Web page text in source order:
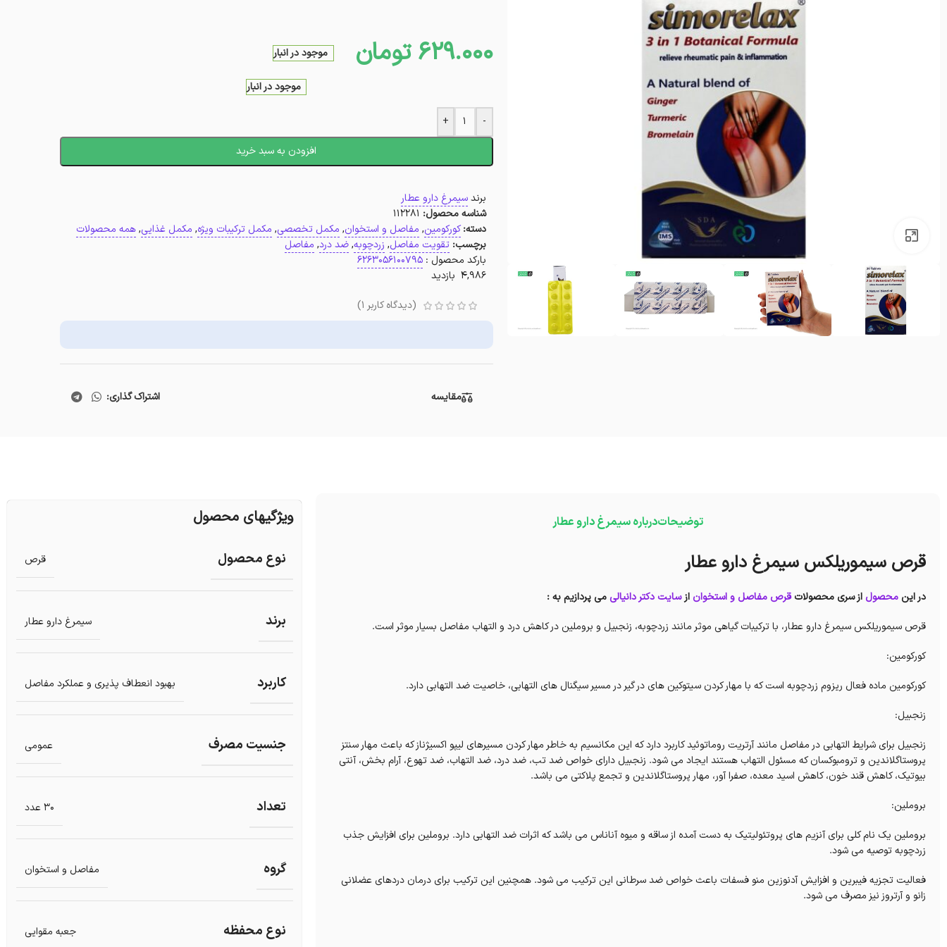
629.000 تومان موجود در انبار
موجود در انبار
-
+
افزودن به سبد خرید
برندسیمرغ دارو عطار
شناسه محصول: 112281
دسته: کورکومین, مفاصل و استخوان, مکمل تخصصی, مکمل ترکیبات ویژه, مکمل غذایی, همه محصولات
برچسب: تقویت مفاصل, زردچوبه, ضد درد, مفاصل
بارکد محصول :6263056100795
4,986 بازدید
(دیدگاه کاربر 1
)
مقایسه اشتراک گذاری:
توضیحاتدرباره سیمرغ دارو عطار
قرص سیموریلکس سیمرغ دارو عطار
در این محصول از سری محصولاتقرص مفاصل و استخوان ازسایت دکتر دانیالیمی پردازیم به :
قرص سیموریلکس سیمرغ دارو عطار، با ترکیبات گیاهی موثر مانند زردچوبه، زنجبیل و بروملین در کاهش درد و التهاب مفاصل بسیار موثر است.
کورکومین:
کورکومین ماده فعال ریزوم زردچوبه است که با مهار کردن سیتوکین های در گیر در مسیر سیگنال های التهابی، خاصیت ضد التهابی دارد.
زنجبیل:
زنجبیل برای شرایط التهابی در مفاصل مانند آرتریت روماتوئید کاربرد دارد که این مکانسیم به خاطر مهار کردن مسیرهای لیپو اکسیژناز که باعث مهار سنتز
پروستاگلاندین و ترومبوکسان که مسئول التهاب هستند ایجاد می شود. زنجبیل دارای خواص ضد تب، ضد درد، ضد التهاب، ضد تهوع، آرام بخش، آنتی
بیوتیک، کاهش قند خون، کاهش اسید معده، صفرا آور، مهار پروستاگلاندین و تجمع پلاکتی می باشد.
بروملین:
بروملین یک نام کلی برای آنزیم های پروتئولیتیک به دست آمده از ساقه و میوه آناناس می باشد که اثرات ضد التهابی دارد. بروملین برای افزایش جذب
زردچوبه توصیه می شود.
فعالیت تجزیه فیبرین و افزایش آدنوزین منو فسفات باعث خواص ضد سرطانی این ترکیب می شود. همچنین این ترکیب برای درمان دردهای عضلانی
زانو و آرتروز نیز مصرف می شود.
ویژگیهای محصول
نوع محصول قرص
برند سیمرغ دارو عطار
کاربرد بهبود انعطاف پذیری و عملکرد مفاصل
جنسیت مصرف عمومی
تعداد 30 عدد
گروه مفاصل و استخوان
نوع محفظه جعبه مقوایی